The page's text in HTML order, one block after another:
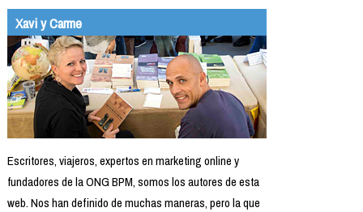
Xavi y Carme
Escritores, viajeros, expertos en marketing online y
fundadores de la ONG BPM, somos los autores de esta
web. Nos han definido de muchas maneras, pero la que